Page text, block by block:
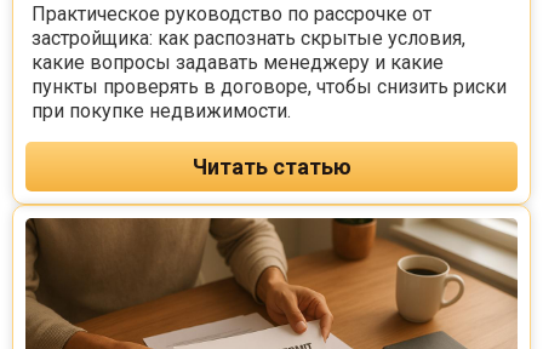
Практическое руководство по рассрочке от
застройщика: как распознать скрытые условия,
какие вопросы задавать менеджеру и какие
пункты проверять в договоре, чтобы снизить риски
при покупке недвижимости.
Читать статью